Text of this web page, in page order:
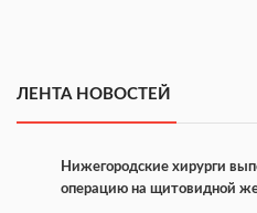
ЛЕНТА НОВОСТЕЙ
Нижегородские хирурги
операцию на щитовидной